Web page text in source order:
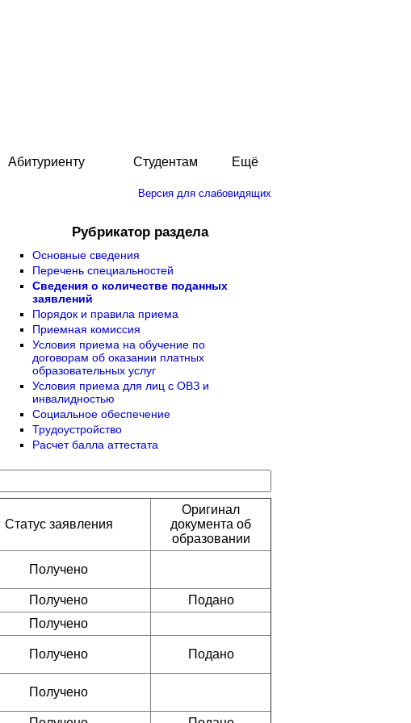
Абитуриенту Студентам Ещё
Версия для слабовидящих
Рубрикатор раздела
Основные сведения
Перечень специальностей
Cведения о количестве поданных
заявлений
Порядок и правила приема
Приемная комиссия
Условия приема на обучение по
договорам об оказании платных
образовательных услуг
Условия приема для лиц с ОВЗ и
инвалидностью
Социальное обеспечение
Трудоустройство
Расчет балла аттестата
Статус заявления
Оригинал
документа об
образовании
Получено
Получено
Подано
Получено
Получено Подано
Получено